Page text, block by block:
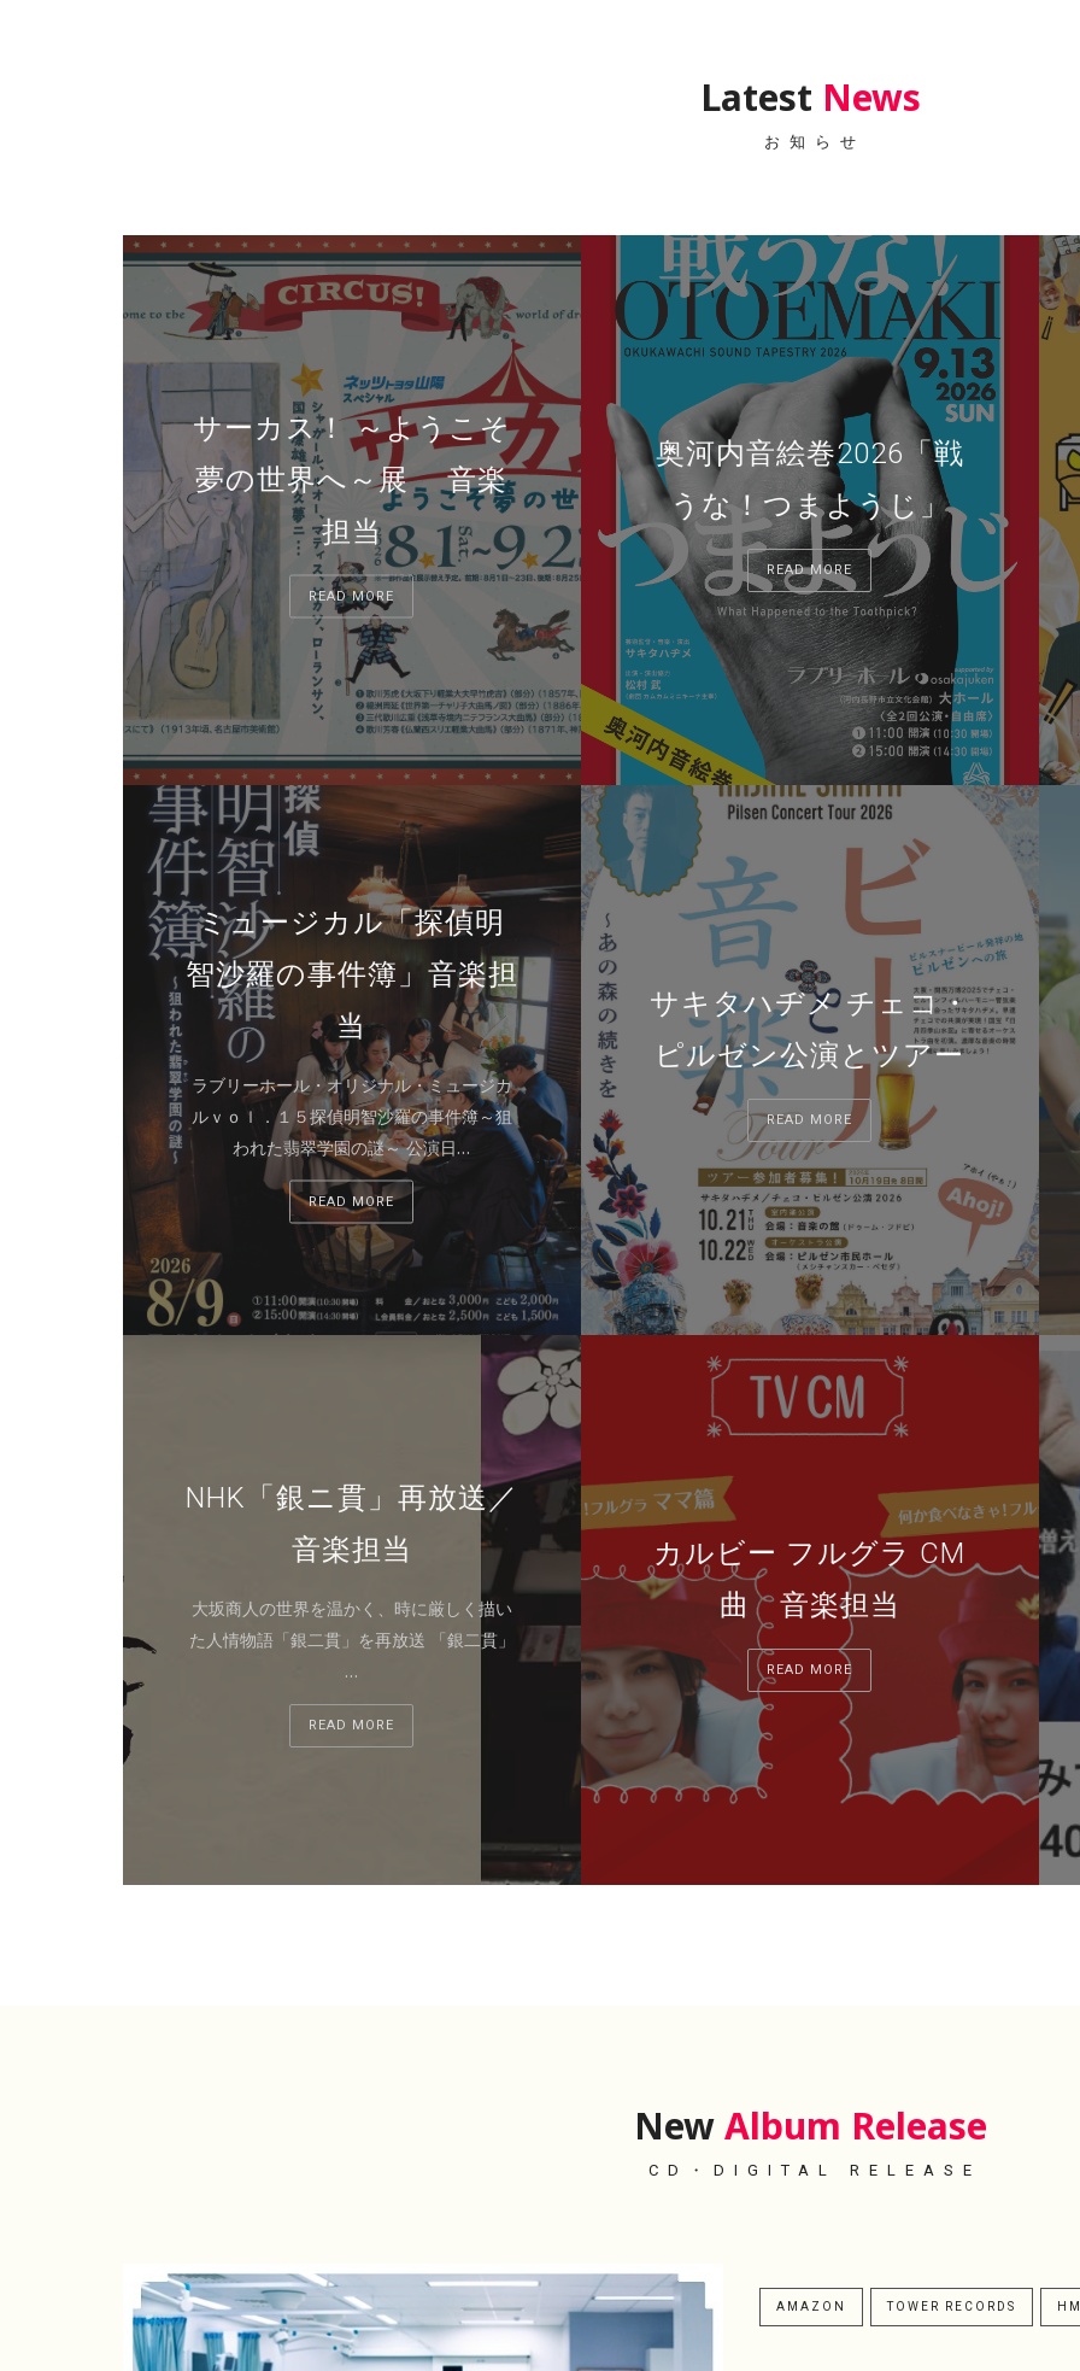
Latest News
お知らせ
サーカス！ ～ようこそ
夢の世界へ～展 音楽
担当
READ MORE
奥河内音絵巻2026「戦
うな！つまようじ」
READ MORE
ミュージカル「探偵明
智沙羅の事件簿」音楽担
当
ラブリーホール・オリジナル・ミュージカ
ルｖｏｌ．１５探偵明智沙羅の事件簿～狙
われた翡翠学園の謎～ 公演日…
READ MORE
サキタハヂメ チェコ・
ピルゼン公演とツアー
READ MORE
NHK「銀ニ貫」再放送／
音楽担当
大坂商人の世界を温かく、時に厳しく描い
た人情物語「銀二貫」を再放送 「銀二貫」
…
READ MORE
カルビー フルグラ CM
曲 音楽担当
READ MORE
NewAlbum Release
CD・DIGITAL RELEASE
AMAZON TOWER RECORDS